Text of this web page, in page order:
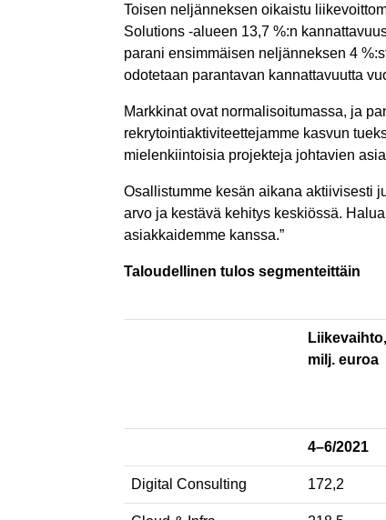
Toisen neljänneksen oikaistu
Solutions -alueen 13,7 %:n
parani ensimmäisen neljänneksen 4
odotetaan parantavan kannattavuutta
Markkinat ovat normalisoitumassa, ja
rekrytointiaktiviteettejamme kasvun
mielenkiintoisia projekteja johtavien
Osallistumme kesän aikana aktiivisesti
arvo ja kestävä kehitys keskiössä.
asiakkaidemme kanssa.”
Taloudellinen tulos segmenteittäin
Liikevaihto,
milj. euroa
4–6/2021
Digital Consulting 172,2